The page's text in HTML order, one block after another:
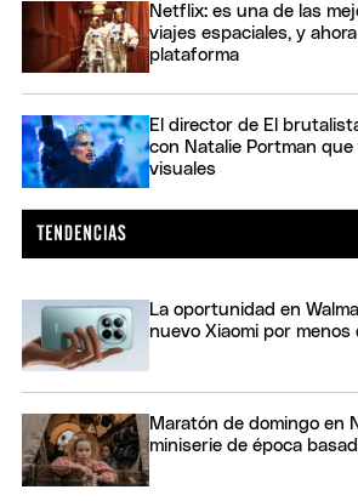
Netflix: es una de las
viajes espaciales, y
plataforma
El director de El
con Natalie Portman
visuales
La oportunidad en
nuevo Xiaomi por menos
Maratón de domingo en
miniserie de época